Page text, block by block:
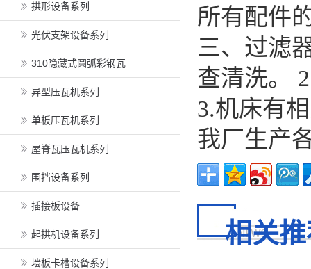
所有配件
三、过滤
查清洗。
3.机床有
我厂生产
相关
拱形设备系列
光伏支架设备系列
310隐藏式圆弧彩钢瓦
异型压瓦机系列
单板压瓦机系列
屋脊瓦压瓦机系列
围挡设备系列
插接板设备
起拱机设备系列
墙板卡槽设备系列